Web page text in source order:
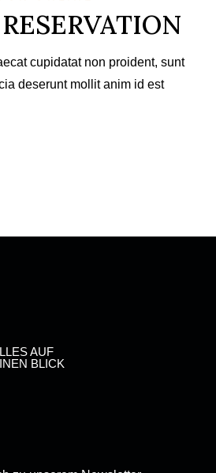
cupidatat non proident, sunt
deserunt mollit anim id est
AUF
BLICK